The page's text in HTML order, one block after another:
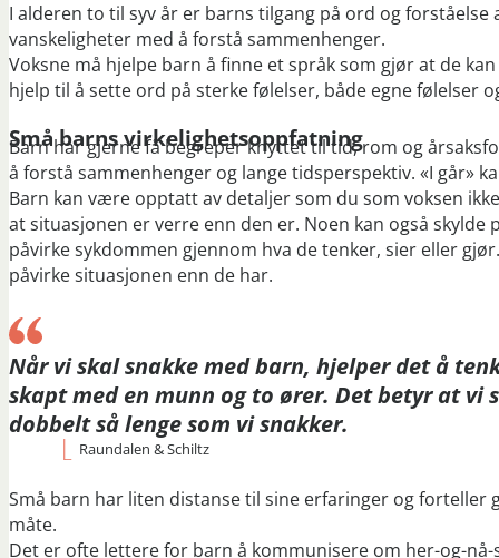
I alderen to til syv år er barns tilgang på ord og
vanskeligheter med å forstå sammenhenger.
Voksne må hjelpe barn å finne et språk som gjør at de
hjelp til å sette ord på sterke følelser, både egne følelser
Små barns virkelighetsoppfatning
Barn har gjerne få begreper knyttet til tid, rom og
å forstå sammenhenger og lange tidsperspektiv. «I går»
Barn kan være opptatt av detaljer som du som voksen
at situasjonen er verre enn den er. Noen kan også
påvirke sykdommen gjennom hva de tenker, sier eller
påvirke situasjonen enn de har.
Når vi skal snakke med barn, hjelper det å
skapt med en munn og to ører. Det betyr at vi
dobbelt så lenge som vi snakker.
Raundalen & Schiltz
Små barn har liten distanse til sine erfaringer og forteller
måte.
Det er ofte lettere for barn å kommunisere om her-og-